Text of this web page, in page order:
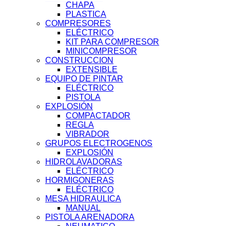
CHAPA
PLASTICA
COMPRESORES
ELÉCTRICO
KIT PARA COMPRESOR
MINICOMPRESOR
CONSTRUCCION
EXTENSIBLE
EQUIPO DE PINTAR
ELÉCTRICO
PISTOLA
EXPLOSIÓN
COMPACTADOR
REGLA
VIBRADOR
GRUPOS ELECTROGENOS
EXPLOSIÓN
HIDROLAVADORAS
ELÉCTRICO
HORMIGONERAS
ELÉCTRICO
MESA HIDRAULICA
MANUAL
PISTOLA ARENADORA